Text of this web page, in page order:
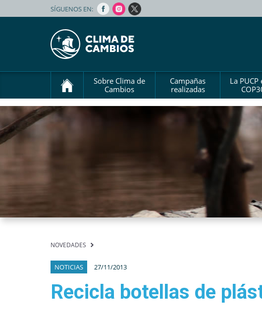
SÍGUENOS EN:
Sobre Clima de
Cambios
Campañas
realizadas
La PUCP
NOVEDADES
NOTICIAS 27/11/2013
Recicla botellas de